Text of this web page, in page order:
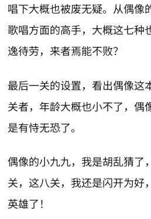
唱下大概也被废无疑。从偶像
歌唱方面的高手，大概这七种
逸待劳，来者焉能不败？
最后一关的设置，看出偶像这
关者，年龄大概也小不了，偶
是有恃无恐了。
偶像的小九九，我是胡乱猜了
关，这八关，我还是闪开为好
英雄了！